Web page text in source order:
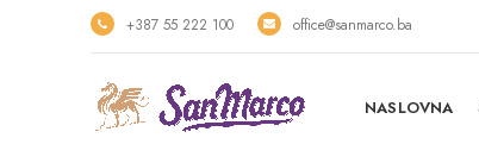
+387 55 222 100 office@sanmarco.ba
NASLOVNA